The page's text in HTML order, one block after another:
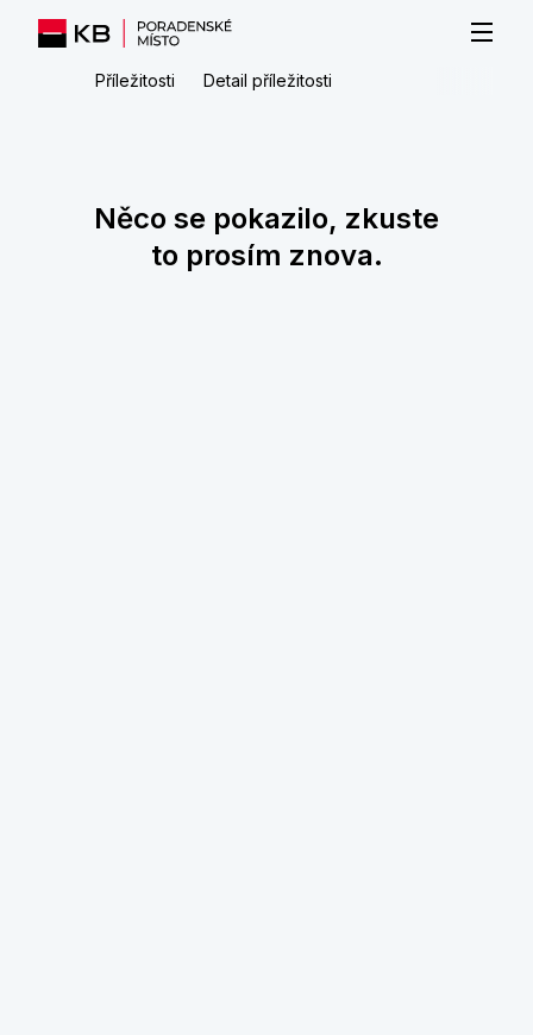
Příležitosti Detail příležitosti
Něco se pokazilo, zkuste
to prosím znova.